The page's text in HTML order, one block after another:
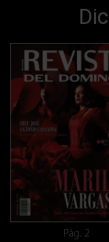
Pág. 2